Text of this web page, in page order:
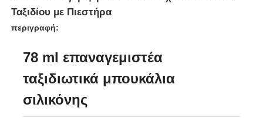
Προϊόντα
Σχετικά με εμάς
Ταξιδίου με Πιεστήρα
περιγραφή:
78 ml επαναγεμιστέα
ταξιδιωτικά μπουκάλια
σιλικόνης